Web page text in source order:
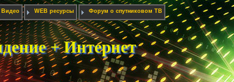
Видео WEB ресурсы Форум о спутниковом ТВ
+ Интернет